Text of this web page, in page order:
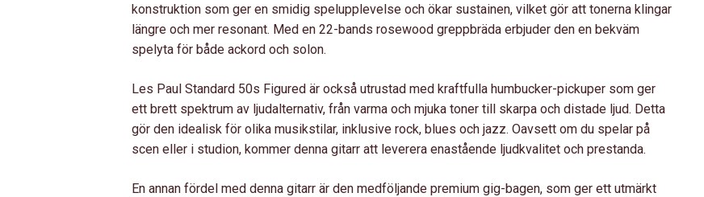
konstruktion som ger en smidig spelupplevelse och ökar sustainen, vilket gör att tonerna klingar
längre och mer resonant. Med en 22-bands rosewood greppbräda erbjuder den en bekväm
spelyta för både ackord och solon.
Les Paul Standard 50s Figured är också utrustad med kraftfulla humbucker-pickuper som ger
ett brett spektrum av ljudalternativ, från varma och mjuka toner till skarpa och distade ljud. Detta
gör den idealisk för olika musikstilar, inklusive rock, blues och jazz. Oavsett om du spelar på
scen eller i studion, kommer denna gitarr att leverera enastående ljudkvalitet och prestanda.
En annan fördel med denna gitarr är den medföljande premium gig-bagen, som ger ett utmärkt